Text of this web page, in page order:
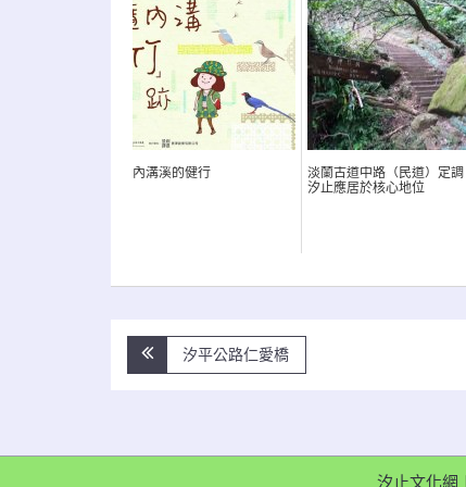
內溝溪的健行
淡蘭古道中路（民道）定調
汐止應居於核心地位
文
覽
汐平公路仁愛橋
汐止文化